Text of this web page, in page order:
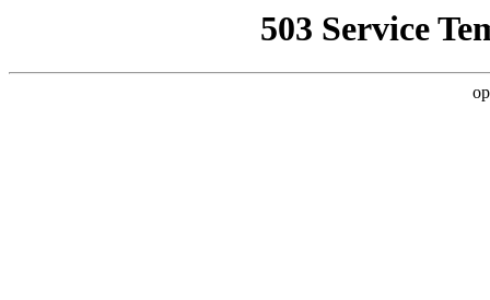
503 Service